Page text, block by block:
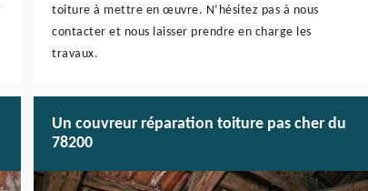
toiture à mettre en œuvre. N’hésitez pas à nous
contacter et nous laisser prendre en charge les
travaux.
Un couvreur réparation toiture pas cher du
78200